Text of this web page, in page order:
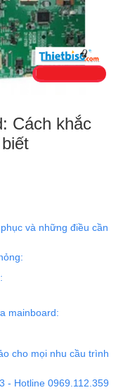
Cách khắc
và những điều cần
mainboard:
cho mọi nhu cầu trình
- Hotline 0969.112.359